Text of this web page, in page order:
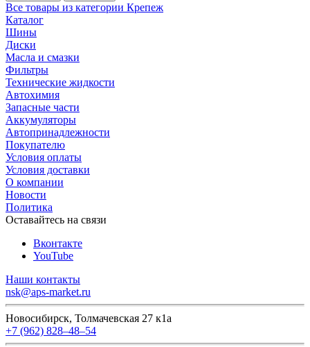
Все товары из категории Крепеж
Каталог
Шины
Диски
Масла и смазки
Фильтры
Технические жидкости
Автохимия
Запасные части
Аккумуляторы
Автопринадлежности
Покупателю
Условия оплаты
Условия доставки
О компании
Новости
Политика
Оставайтесь на связи
Вконтакте
YouTube
Наши контакты
nsk@aps-market.ru
Новосибирск, Толмачевская 27 к1а
+7 (962) 828‒48‒54